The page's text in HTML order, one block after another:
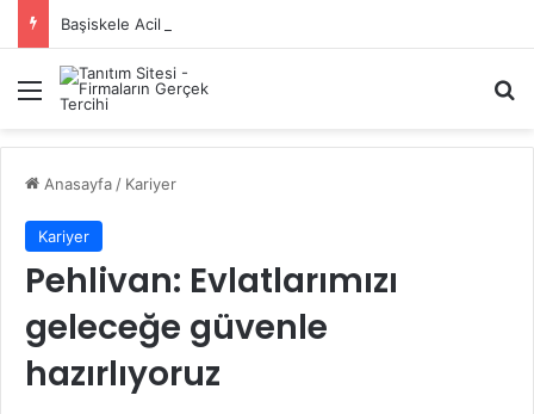
Başiskele Acil Çilingir Hizmeti İçin Doğru Adres Neresi?
Menü
Anasayfa / Kariyer
Kariyer
Pehlivan: Evlatlarımızı
geleceğe güvenle
hazırlıyoruz